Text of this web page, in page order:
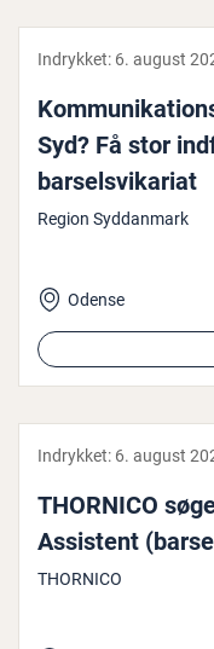
Indrykket: 6. august
Syd? Få stor
bar­selsvi­ka­ri­at
Region Syddanmark
Odense
Indrykket: 6. august
THORNICO
Assistent
THORNICO